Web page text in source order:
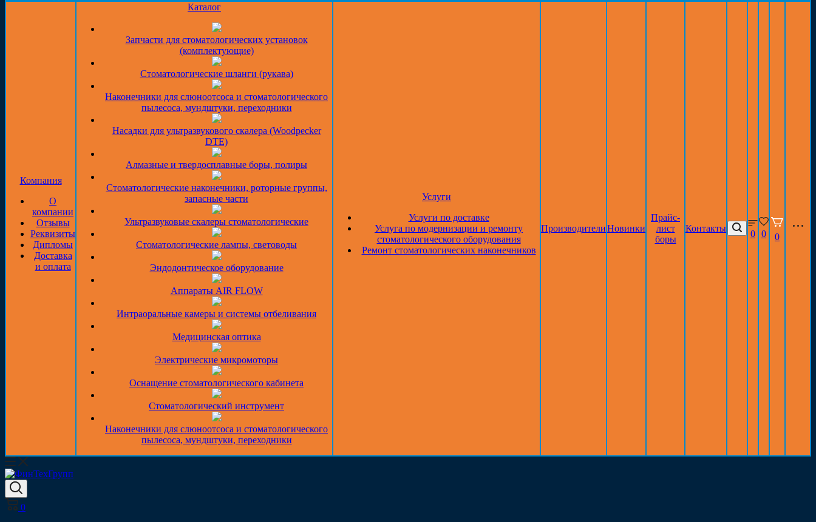
Компания
О
компании
Отзывы
Реквизиты
Дипломы
Доставка
и оплата
Каталог
Запчасти для стоматологических установок
(комплектующие)
Стоматологические шланги (рукава)
Наконечники для слюноотсоса и стоматологического
пылесоса, мундштуки, переходники
Насадки для ультразвукового скалера (Woodpecker
DTE)
Алмазные и твердосплавные боры, полиры
Стоматологические наконечники, роторные группы,
запасные части
Ультразвуковые скалеры стоматологические
Стоматологические лампы, световоды
Эндодонтическое оборудование
Аппараты AIR FLOW
Интраоральные камеры и системы отбеливания
Медицинская оптика
Электрические микромоторы
Оснащение стоматологического кабинета
Стоматологический инструмент
Наконечники для слюноотсоса и стоматологического
пылесоса, мундштуки, переходники
Услуги
Услуги по доставке
Услуга по модернизации и ремонту
стоматологического оборудования
Ремонт стоматологических наконечников
ПроизводителиНовинки
Прайс-
лист
боры
Контакты
0 0 0
0